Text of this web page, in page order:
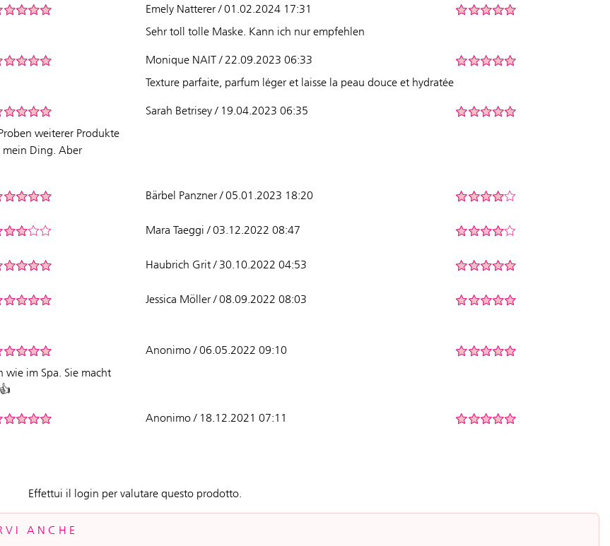
Emely Natterer / 01.02.2024 17:31
Sehr toll tolle Maske. Kann ich nur empfehlen
Monique NAIT / 22.09.2023 06:33
Texture parfaite, parfum léger et laisse la peau douce et hydratée
weiterer Produkte
mein Ding. Aber
Sarah Betrisey / 19.04.2023 06:35
Bärbel Panzner / 05.01.2023 18:20
Mara Taeggi / 03.12.2022 08:47
Haubrich Grit / 30.10.2022 04:53
Jessica Möller / 08.09.2022 08:03
im Spa. Sie macht
Anonimo / 06.05.2022 09:10
Anonimo / 18.12.2021 07:11
Effettui il login per valutare questo prodotto.
ANCHE